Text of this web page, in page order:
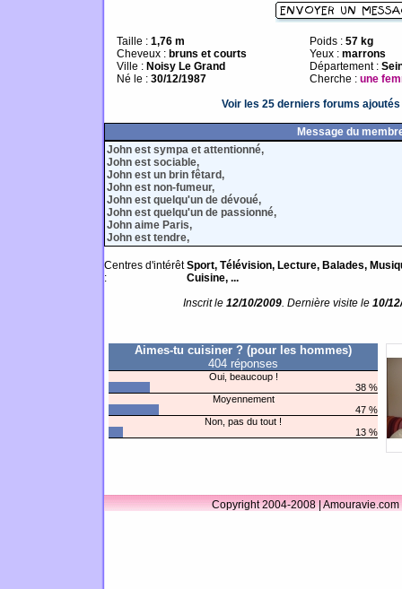
Taille : 1,76 m
Cheveux : bruns et courts
Ville : Noisy Le Grand
Né le : 30/12/1987
Poids : 57 kg
Yeux : marrons
Département :
Cherche : une
Voir les 25 derniers forums
Message du
John est sympa et attentionné,
John est sociable,
John est un brin fêtard,
John est non-fumeur,
John est quelqu'un de dévoué,
John est quelqu'un de passionné,
John aime Paris,
John est tendre,
Centres d'intérêt
:
Sport, Télévision, Lecture, Balades,
Cuisine, ...
Inscrit le 12/10/2009. Dernière visite le 10/
Aimes-tu cuisiner ? (pour les hommes)
404 réponses
Oui, beaucoup !
38 %
Moyennement
47 %
Non, pas du tout !
13 %
Copyright 2004-2008 |